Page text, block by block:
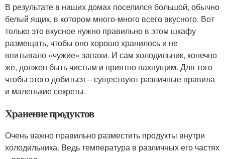
В результате в наших домах поселился большой, обычно
белый ящик, в котором много-много всего вкусного. Вот
только это вкусное нужно правильно в этом шкафу
размещать, чтобы оно хорошо хранилось и не
впитывало «чужие» запахи. И сам холодильник, конечно
же, должен быть чистым и приятно пахнущим. Для того
чтобы этого добиться – существуют различные правила
и маленькие секреты.
Хранение продуктов
Очень важно правильно разместить продукты внутри
холодильника. Ведь температура в различных его частях